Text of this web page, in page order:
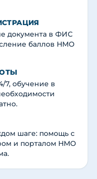
документа в ФИС
баллов НМО
7, обучение в
шаге: помощь с
и порталом НМО